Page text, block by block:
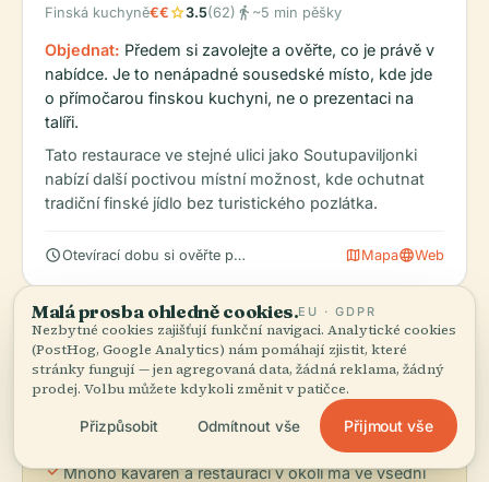
Finská kuchyně€€star3.5(62) directions_walk ~5 min pěšky
Objednat: Předem si zavolejte a ověřte, co je právě v
nabídce. Je to nenápadné sousedské místo, kde jde
o přímočarou finskou kuchyni, ne o prezentaci na
talíři.
Tato restaurace ve stejné ulici jako Soutupaviljonki
nabízí další poctivou místní možnost, kde ochutnat
tradiční finské jídlo bez turistického pozlátka.
scheduleOtevírací dobu si ověřte přímo v restauraci mapMapalanguageWeb
infoTipy na stravování
Café Regatta bývá za hezkého počasí plná k
prasknutí, takže přijďte brzy nebo vyrazte ve
checkMnoho kaváren a restaurací v okolí má ve všední
Malá prosba ohledně cookies.EU · GDPR
Nezbytné cookies zajišťují funkční navigaci. Analytické cookies
(PostHog, Google Analytics) nám pomáhají zjistit, které
stránky fungují — jen agregovaná data, žádná reklama, žádný
prodej. Volbu můžete kdykoli změnit v patičce.
Přizpůsobit Odmítnout vše Přijmout vše